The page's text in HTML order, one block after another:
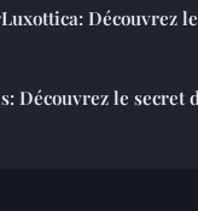
Découvrez
Découvrez le secret